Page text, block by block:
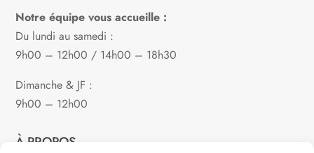
Notre équipe vous accueille :
Du lundi au samedi :
9h00 – 12h00 / 14h00 – 18h30
Dimanche & JF :
9h00 – 12h00
À PROPOS